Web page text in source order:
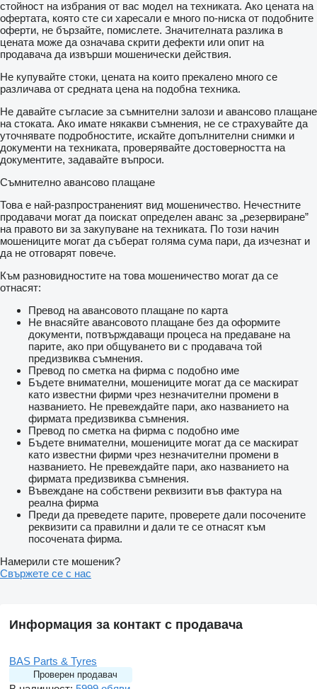
стойност на избрания от вас модел на техниката. Ако цената на
офертата, която сте си харесали е много по-ниска от подобните
оферти, не бързайте, помислете. Значителната разлика в
цената може да означава скрити дефекти или опит на
продавача да извърши мошенически действия.
Не купувайте стоки, цената на които прекалено много се
различава от средната цена на подобна техника.
Не давайте съгласие за съмнителни залози и авансово плащане
на стоката. Ако имате някакви съмнения, не се страхувайте да
уточнявате подробностите, искайте допълнителни снимки и
документи на техниката, проверявайте достоверността на
документите, задавайте въпроси.
Съмнително авансово плащане
Това е най-разпространеният вид мошеничество. Нечестните
продавачи могат да поискат определен аванс за „резервиране”
на правото ви за закупуване на техниката. По този начин
мошениците могат да съберат голяма сума пари, да изчезнат и
да не отговарят повече.
Към разновидностите на това мошеничество могат да се
отнасят:
Превод на авансовото плащане по карта
Не внасяйте авансовото плащане без да оформите
документи, потвърждаващи процеса на предаване на
парите, ако при общуването ви с продавача той
предизвиква съмнения.
Превод по сметка на фирма с подобно име
Бъдете внимателни, мошениците могат да се маскират
като известни фирми чрез незначителни промени в
названието. Не превеждайте пари, ако названието на
фирмата предизвиква съмнения.
Превод по сметка на фирма с подобно име
Бъдете внимателни, мошениците могат да се маскират
като известни фирми чрез незначителни промени в
названието. Не превеждайте пари, ако названието на
фирмата предизвиква съмнения.
Въвеждане на собствени реквизити във фактура на
реална фирма
Преди да преведете парите, проверете дали посочените
реквизити са правилни и дали те се отнасят към
посочената фирма.
Намерили сте мошеник?
Свържете се с нас
Информация за контакт с продавача
BAS Parts & Tyres
Проверен продавач